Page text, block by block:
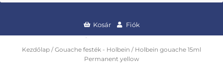
Kosár Fiók
Kezdőlap /Gouache festék - Holbein / Holbein gouache 15ml
Permanent yellow